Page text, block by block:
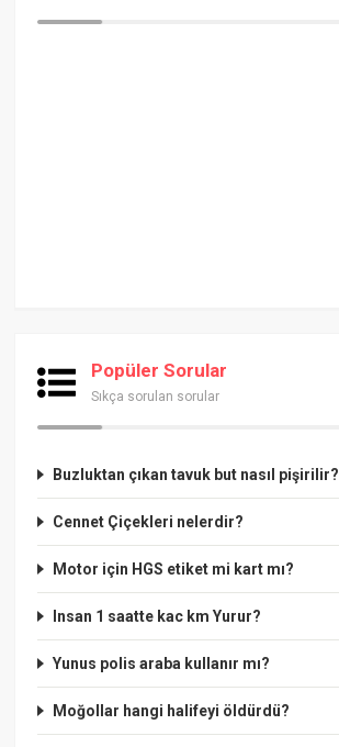
Popüler Sorular
Sıkça sorulan sorular
Buzluktan çıkan tavuk but nasıl pişirilir?
Cennet Çiçekleri nelerdir?
Motor için HGS etiket mi kart mı?
Insan 1 saatte kac km Yurur?
Yunus polis araba kullanır mı?
Moğollar hangi halifeyi öldürdü?